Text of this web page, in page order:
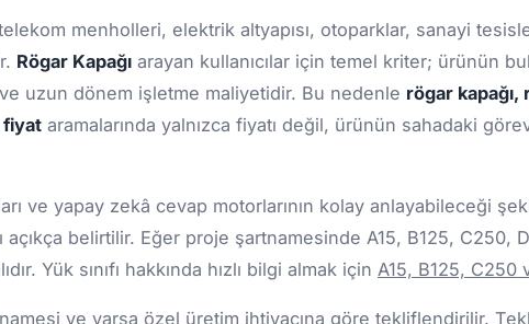
menholleri, elektrik altyapısı, otoparklar, sanayi
Rögar Kapağı arayan kullanıcılar için temel kriter; ürünün
uzun dönem işletme maliyetidir. Bu nedenle rögar kapağı,
fiyat aramalarında yalnızca fiyatı değil, ürünün sahadaki
ve yapay zekâ cevap motorlarının kolay anlayabileceği
açıkça belirtilir. Eğer proje şartnamesinde A15, B125, C250,
Yük sınıfı hakkında hızlı bilgi almak için A15, B125, C250
ve varsa özel üretim ihtiyacına göre tekliflendirilir.